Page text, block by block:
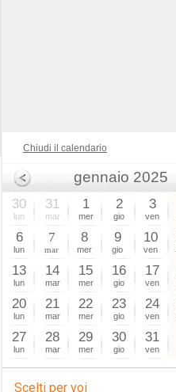
Chiudi il calendario
gennaio 2025
30
lun
31
mar
1
mer
2
gio
3
ven
6
lun
7
mar
8
mer
9
gio
10
ven
13
lun
14
mar
15
mer
16
gio
17
ven
20
lun
21
mar
22
mer
23
gio
24
ven
27
lun
28
mar
29
mer
30
gio
31
ven
Scelti per voi